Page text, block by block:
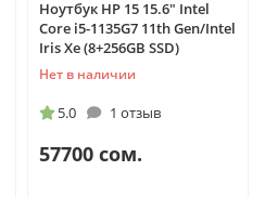
Ноутбук HP 15 15.6" Intel
Core i5-1135G7 11th Gen/Intel
Iris Xe (8+256GB SSD)
Нет в наличии
5.0 1 отзыв
57700 сом.